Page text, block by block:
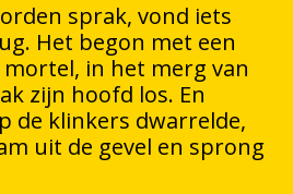
sprak, vond iets
Het begon met een
in het merg van
zijn hoofd los. En
de klinkers dwarrelde,
uit de gevel en sprong